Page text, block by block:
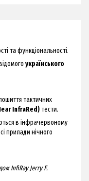
та функціональності.
українського
тактичних
InfraRed)тести.
в інфрачервоному
прилади нічного
InfiRay Jerry F.